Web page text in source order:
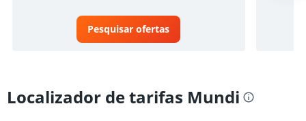
Pesquisar ofertas
Localizador de tarifas Mundi